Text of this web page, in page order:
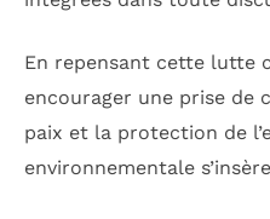
En repensant cette lutte
encourager une prise de
paix et la protection de
environnementale